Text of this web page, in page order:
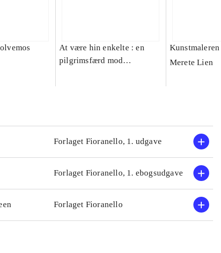
At være hin enkelte : en
pilgrimsfærd mod
svensk og dansk
Kunstmaleren
Merete Lien
Forlaget Fioranello, 1. udgave
Forlaget Fioranello, 1. ebogsudgave
Forlaget Fioranello